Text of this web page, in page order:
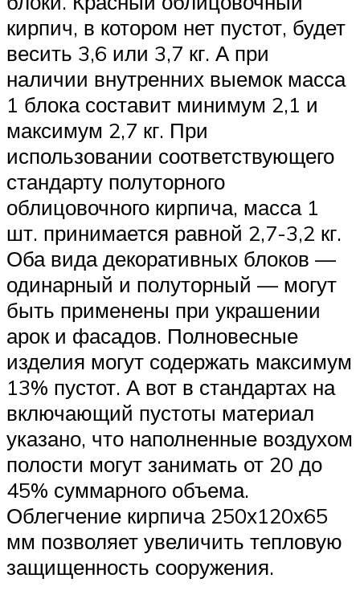
кирпич, в котором нет пустот, будет
весить 3,6 или 3,7 кг. А при
наличии внутренних выемок масса
1 блока составит минимум 2,1 и
максимум 2,7 кг. При
использовании соответствующего
стандарту полуторного
облицовочного кирпича, масса 1
шт. принимается равной 2,7-3,2 кг.
Оба вида декоративных блоков —
одинарный и полуторный — могут
быть применены при украшении
арок и фасадов. Полновесные
изделия могут содержать максимум
13% пустот. А вот в стандартах на
включающий пустоты материал
указано, что наполненные воздухом
полости могут занимать от 20 до
45% суммарного объема.
Облегчение кирпича 250х120х65
мм позволяет увеличить тепловую
защищенность сооружения.